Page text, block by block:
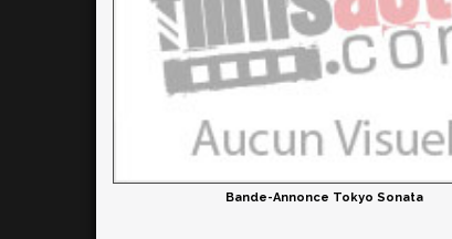
Bande-Annonce Tokyo Sonata